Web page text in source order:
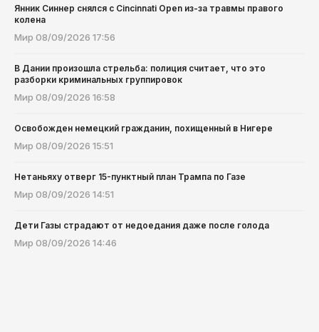
Янник Синнер снялся с Cincinnati Open из-за травмы правого
колена
Мир 08/09/2026 17:56
В Дании произошла стрельба: полиция считает, что это
разборки криминальных группировок
Мир 08/09/2026 16:58
Освобожден немецкий гражданин, похищенный в Нигере
Мир 08/09/2026 15:51
Нетаньяху отверг 15-пунктный план Трампа по Газе
Мир 08/09/2026 14:51
Дети Газы страдают от недоедания даже после голода
Мир 08/09/2026 14:46